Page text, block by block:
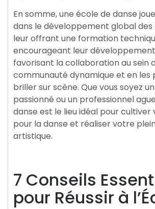
En somme, une école de danse
dans le développement global des
leur offrant une formation
encourageant leur
favorisant la collaboration au sein
communauté dynamique et en
briller sur scène. Que vous soyez
passionné ou un professionnel
danse est le lieu idéal pour
pour la danse et réaliser votre
artistique.
7 Conseils
pour Réussir à